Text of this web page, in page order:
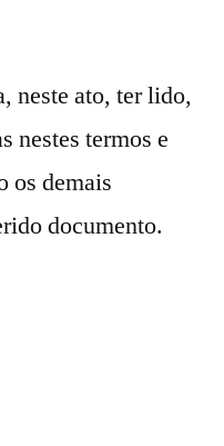
neste ato, ter lido,
nestes termos e
os demais
documento.